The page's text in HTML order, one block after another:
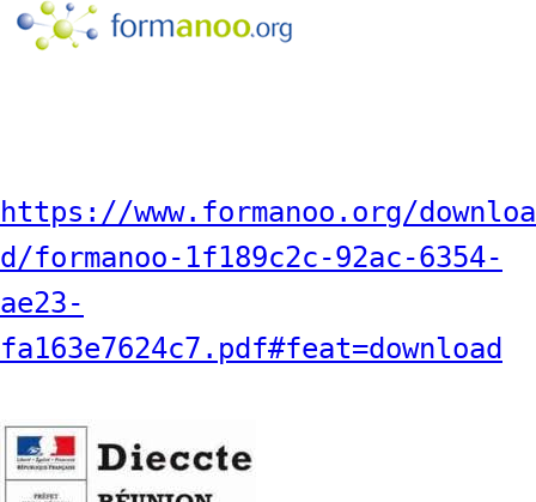
https://www.formanoo.org/downloa
d/formanoo-1f189c2c-92ac-6354-
ae23-
fa163e7624c7.pdf#feat=download